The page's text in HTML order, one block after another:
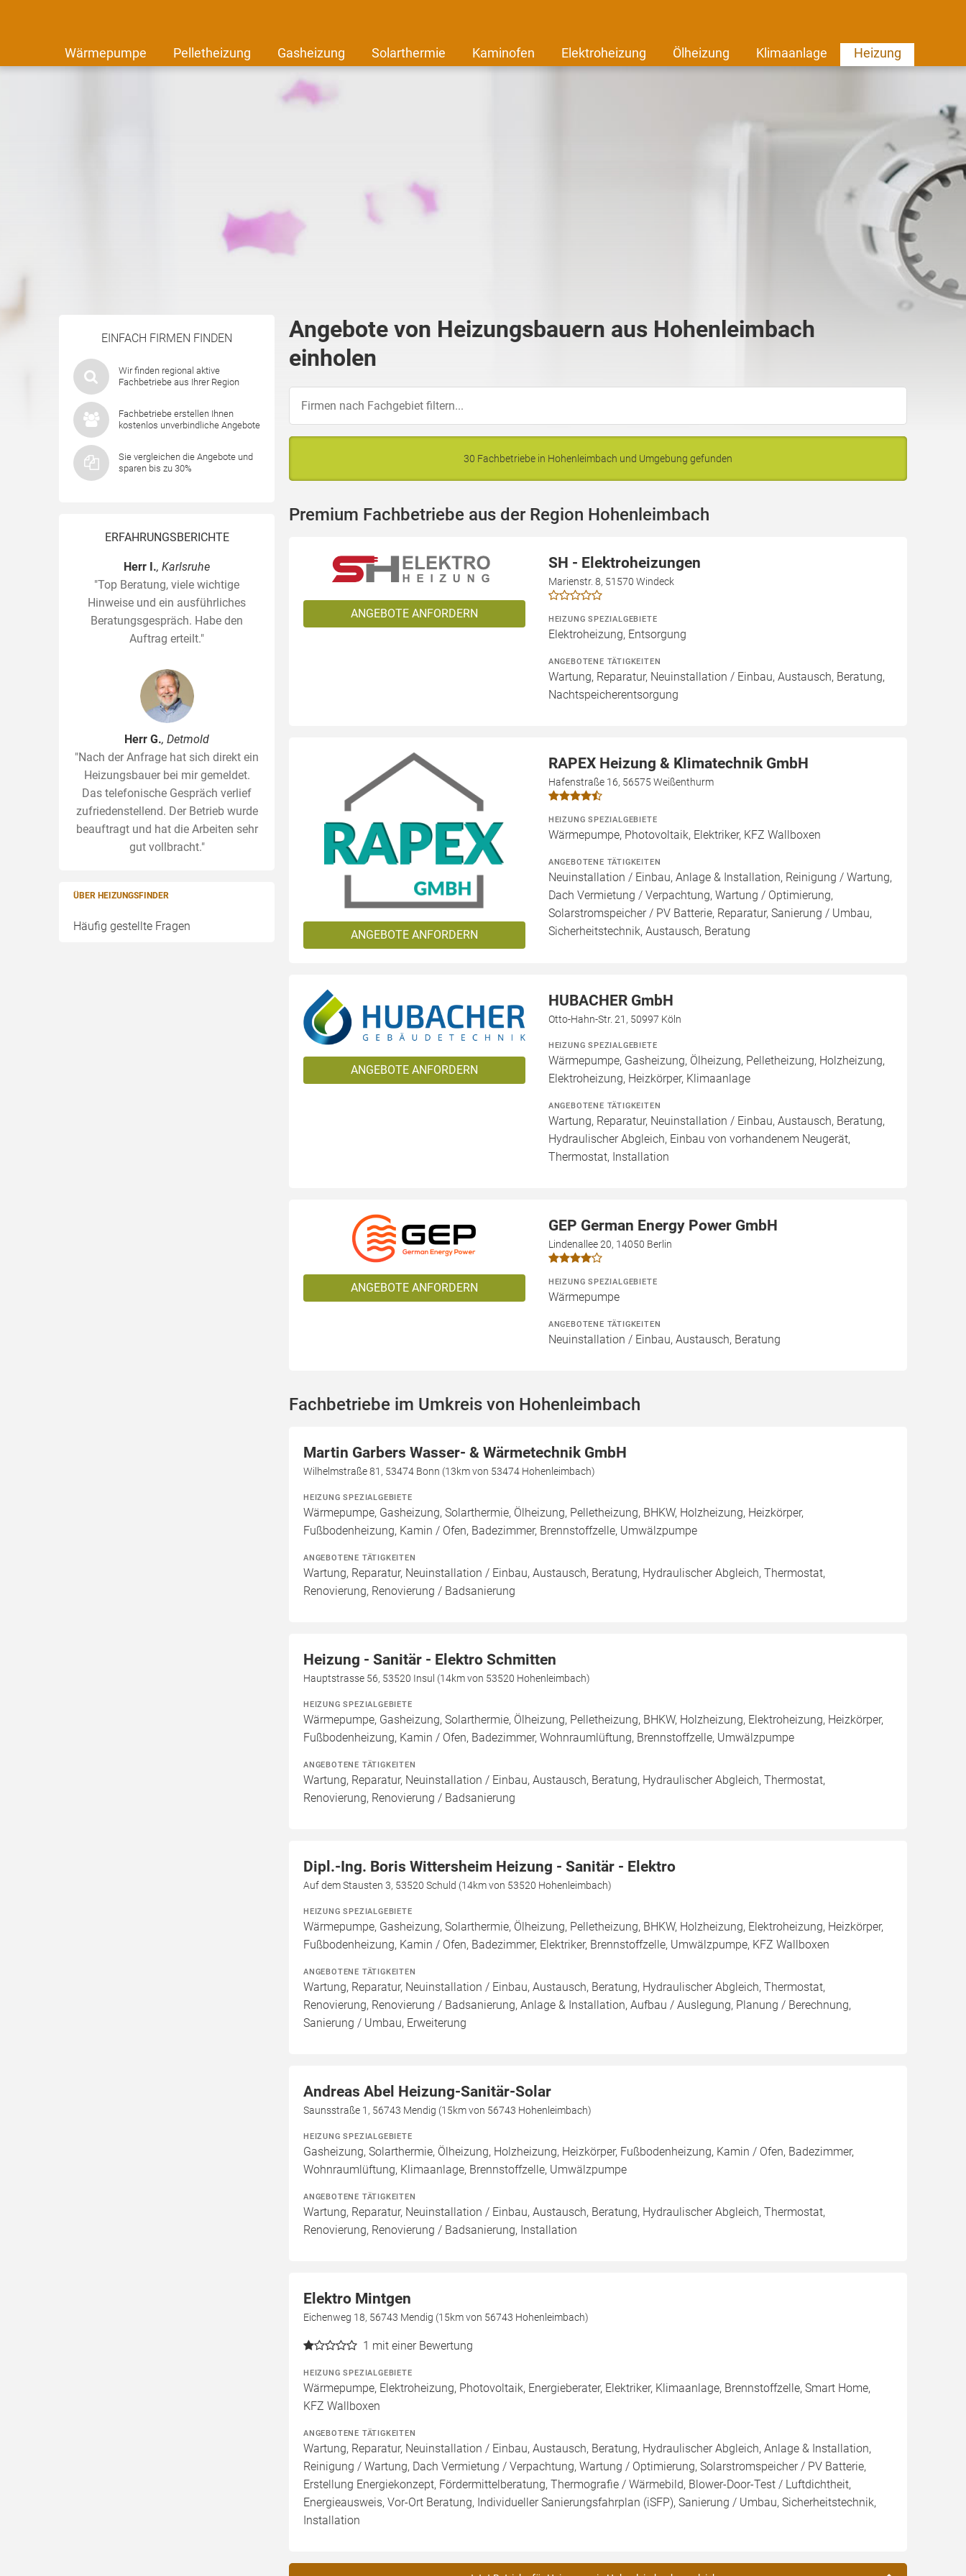
Wärmepumpe Pelletheizung Gasheizung Solarthermie Kaminofen Elektroheizung Ölheizung Klimaanlage Heizung
EINFACH FIRMEN FINDEN
Wir finden regional aktive
Fachbetriebe aus Ihrer Region
Fachbetriebe erstellen Ihnen
kostenlos unverbindliche Angebote
Sie vergleichen die Angebote und
sparen bis zu 30%
ERFAHRUNGSBERICHTE
Herr I., Karlsruhe
"Top Beratung, viele wichtige
Hinweise und ein ausführliches
Beratungsgespräch. Habe den
Auftrag erteilt."
Herr G., Detmold
"Nach der Anfrage hat sich direkt ein
Heizungsbauer bei mir gemeldet.
Das telefonische Gespräch verlief
zufriedenstellend. Der Betrieb wurde
beauftragt und hat die Arbeiten sehr
gut vollbracht."
ÜBER HEIZUNGSFINDER
Häufig gestellte Fragen
Angebote von Heizungsbauern aus Hohenleimbach
einholen
30 Fachbetriebe in Hohenleimbach und Umgebung gefunden
Premium Fachbetriebe aus der Region Hohenleimbach
ANGEBOTE ANFORDERN
SH - Elektroheizungen
Marienstr. 8, 51570 Windeck
HEIZUNG SPEZIALGEBIETE
Elektroheizung, Entsorgung
ANGEBOTENE TÄTIGKEITEN
Wartung, Reparatur, Neuinstallation / Einbau, Austausch, Beratung,
Nachtspeicherentsorgung
ANGEBOTE ANFORDERN
RAPEX Heizung & Klimatechnik GmbH
Hafenstraße 16, 56575 Weißenthurm
HEIZUNG SPEZIALGEBIETE
Wärmepumpe, Photovoltaik, Elektriker, KFZ Wallboxen
ANGEBOTENE TÄTIGKEITEN
Neuinstallation / Einbau, Anlage & Installation, Reinigung / Wartung,
Dach Vermietung / Verpachtung, Wartung / Optimierung,
Solarstromspeicher / PV Batterie, Reparatur, Sanierung / Umbau,
Sicherheitstechnik, Austausch, Beratung
ANGEBOTE ANFORDERN
HUBACHER GmbH
Otto-Hahn-Str. 21, 50997 Köln
HEIZUNG SPEZIALGEBIETE
Wärmepumpe, Gasheizung, Ölheizung, Pelletheizung, Holzheizung,
Elektroheizung, Heizkörper, Klimaanlage
ANGEBOTENE TÄTIGKEITEN
Wartung, Reparatur, Neuinstallation / Einbau, Austausch, Beratung,
Hydraulischer Abgleich, Einbau von vorhandenem Neugerät,
Thermostat, Installation
ANGEBOTE ANFORDERN
GEP German Energy Power GmbH
Lindenallee 20, 14050 Berlin
HEIZUNG SPEZIALGEBIETE
Wärmepumpe
ANGEBOTENE TÄTIGKEITEN
Neuinstallation / Einbau, Austausch, Beratung
Fachbetriebe im Umkreis von Hohenleimbach
Martin Garbers Wasser- & Wärmetechnik GmbH
Wilhelmstraße 81, 53474 Bonn (13km von 53474 Hohenleimbach)
HEIZUNG SPEZIALGEBIETE
Wärmepumpe, Gasheizung, Solarthermie, Ölheizung, Pelletheizung, BHKW, Holzheizung, Heizkörper,
Fußbodenheizung, Kamin / Ofen, Badezimmer, Brennstoffzelle, Umwälzpumpe
ANGEBOTENE TÄTIGKEITEN
Wartung, Reparatur, Neuinstallation / Einbau, Austausch, Beratung, Hydraulischer Abgleich, Thermostat,
Renovierung, Renovierung / Badsanierung
Heizung - Sanitär - Elektro Schmitten
Hauptstrasse 56, 53520 Insul (14km von 53520 Hohenleimbach)
HEIZUNG SPEZIALGEBIETE
Wärmepumpe, Gasheizung, Solarthermie, Ölheizung, Pelletheizung, BHKW, Holzheizung, Elektroheizung, Heizkörper,
Fußbodenheizung, Kamin / Ofen, Badezimmer, Wohnraumlüftung, Brennstoffzelle, Umwälzpumpe
ANGEBOTENE TÄTIGKEITEN
Wartung, Reparatur, Neuinstallation / Einbau, Austausch, Beratung, Hydraulischer Abgleich, Thermostat,
Renovierung, Renovierung / Badsanierung
Dipl.-Ing. Boris Wittersheim Heizung - Sanitär - Elektro
Auf dem Stausten 3, 53520 Schuld (14km von 53520 Hohenleimbach)
HEIZUNG SPEZIALGEBIETE
Wärmepumpe, Gasheizung, Solarthermie, Ölheizung, Pelletheizung, BHKW, Holzheizung, Elektroheizung, Heizkörper,
Fußbodenheizung, Kamin / Ofen, Badezimmer, Elektriker, Brennstoffzelle, Umwälzpumpe, KFZ Wallboxen
ANGEBOTENE TÄTIGKEITEN
Wartung, Reparatur, Neuinstallation / Einbau, Austausch, Beratung, Hydraulischer Abgleich, Thermostat,
Renovierung, Renovierung / Badsanierung, Anlage & Installation, Aufbau / Auslegung, Planung / Berechnung,
Sanierung / Umbau, Erweiterung
Andreas Abel Heizung-Sanitär-Solar
Saunsstraße 1, 56743 Mendig (15km von 56743 Hohenleimbach)
HEIZUNG SPEZIALGEBIETE
Gasheizung, Solarthermie, Ölheizung, Holzheizung, Heizkörper, Fußbodenheizung, Kamin / Ofen, Badezimmer,
Wohnraumlüftung, Klimaanlage, Brennstoffzelle, Umwälzpumpe
ANGEBOTENE TÄTIGKEITEN
Wartung, Reparatur, Neuinstallation / Einbau, Austausch, Beratung, Hydraulischer Abgleich, Thermostat,
Renovierung, Renovierung / Badsanierung, Installation
Elektro Mintgen
Eichenweg 18, 56743 Mendig (15km von 56743 Hohenleimbach)
1 mit einer Bewertung
HEIZUNG SPEZIALGEBIETE
Wärmepumpe, Elektroheizung, Photovoltaik, Energieberater, Elektriker, Klimaanlage, Brennstoffzelle, Smart Home,
KFZ Wallboxen
ANGEBOTENE TÄTIGKEITEN
Wartung, Reparatur, Neuinstallation / Einbau, Austausch, Beratung, Hydraulischer Abgleich, Anlage & Installation,
Reinigung / Wartung, Dach Vermietung / Verpachtung, Wartung / Optimierung, Solarstromspeicher / PV Batterie,
Erstellung Energiekonzept, Fördermittelberatung, Thermografie / Wärmebild, Blower-Door-Test / Luftdichtheit,
Energieausweis, Vor-Ort Beratung, Individueller Sanierungsfahrplan (iSFP), Sanierung / Umbau, Sicherheitstechnik,
Installation